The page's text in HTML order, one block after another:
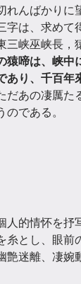
れんばかりに
字は、求めて
三峡巫峡長
猿啼は、峡中
り、千百年
だあの凄厲
である。
人的情怀を
糸とし、眼前
迷離、凄婉